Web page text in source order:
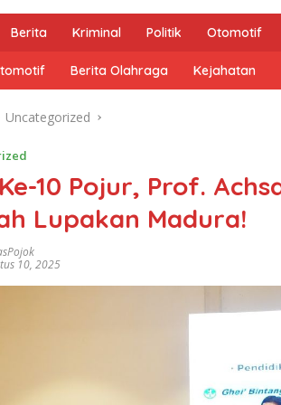
Berita Kriminal Politik Otomotif
Berita Olahraga Kejahatan
Uncategorized
10 Pojur, Prof.
Lupakan Madura!
10, 2025